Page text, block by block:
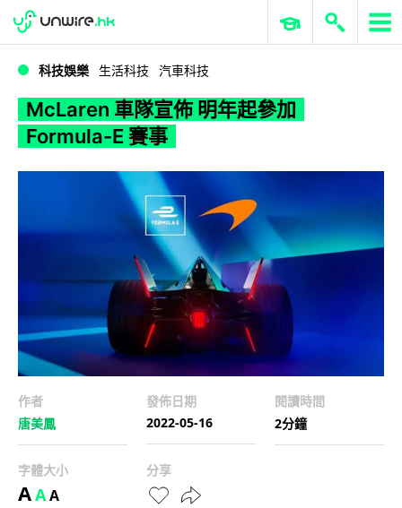
WWDC 2026 ERP 與商業 AI
科技娛樂 生活科技 汽車科技
McLaren 車隊宣佈 明年起參加
Formula-E 賽事
作者
唐美鳳
發佈日期
2022-05-16
閱讀時間
2分鐘
字體大小
AAA
分享